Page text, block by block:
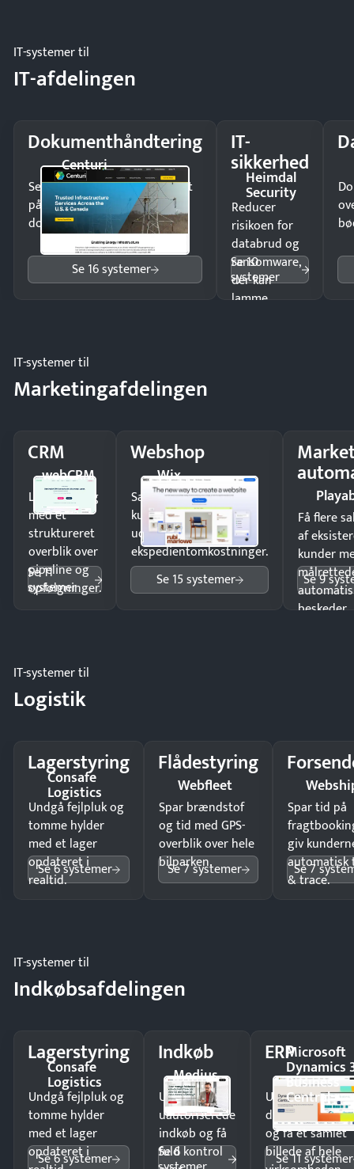
IT-systemer til
IT-afdelingen
Dokumenthåndtering
Centuri
Send kontrakter til underskrift
på minutter og mist ingen
dokumenter.
Se 16 systemer
IT-
sikkerhed
Heimdal
Security
Reducer
risikoen for
databrud og
ransomware,
der kan
lamme
Se 10
systemer
IT-systemer til
Marketingafdelingen
CRM
webCRM
Luk flere salg
med et
struktureret
overblik over
pipeline og
opfølgninger.
Se 11
systemer
Webshop
Wix
Sælg produkter 24/7 til
kunder i hele landet
uden
ekspedientomkostninger.
Se 15 systemer
Få flere
af
kunder
beskeder.
Se 9
IT-systemer til
Logistik
Lagerstyring
Consafe
Logistics
Undgå fejlpluk og
tomme hylder
med et lager
opdateret i
realtid.
Se 6 systemer
Flådestyring
Webfleet
Spar brændstof
og tid med GPS-
overblik over hele
bilparken.
Se 7 systemer
Spar tid på
giv
automatisk
& trace.
Se 7
IT-systemer til
Indkøbsafdelingen
Lagerstyring
Consafe
Logistics
Undgå fejlpluk og
tomme hylder
med et lager
opdateret i
Se 6 systemer
Indkøb
Medius
Undgå
uautoriserede
indkøb og få
fuld kontrol
Se 6
ERPMicrosoft
Dynamics
Business
Central
Undgå
og få ét samlet
billede af hele
Se 11 systemer